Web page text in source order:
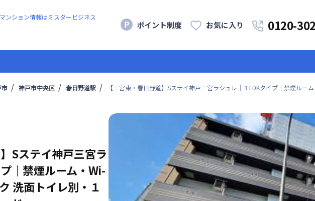
ンション情報はミスタービジネス
ポイント制度 お気に入り 0120-
市 神戸市中央区 春日野道駅 【三宮東・春日野道】Sステイ神戸三宮ラシュレ｜１LDKタイプ｜禁煙ル
Sステイ神戸三宮ラ
｜禁煙ルーム・Wi-
洗面トイレ別・１